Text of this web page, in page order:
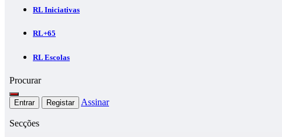
RL Iniciativas
RL+65
RL Escolas
Procurar
Entrar Registar Assinar
Secções